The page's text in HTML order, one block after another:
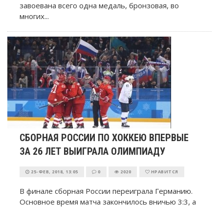
завоевана всего одна медаль, бронзовая, во
многих...
СБОРНАЯ РОССИИ ПО ХОККЕЮ ВПЕРВЫЕ
ЗА 26 ЛЕТ ВЫИГРАЛА ОЛИМПИАДУ
25-ФЕВ, 2018, 13:05 0 2020 НРАВИТСЯ
В финале сборная России переиграла Германию.
Основное время матча закончилось вничью 3:3, а